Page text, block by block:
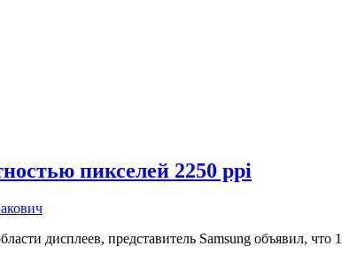
пикселей 2250 ppi
дисплеев, представитель Samsung объявил, что